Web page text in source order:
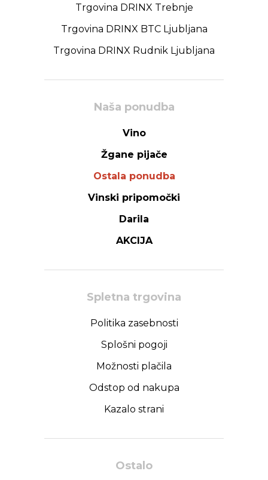
Trgovina DRINX Trebnje
Trgovina DRINX BTC Ljubljana
Trgovina DRINX Rudnik Ljubljana
Naša ponudba
Vino
Žgane pijače
Ostala ponudba
Vinski pripomočki
Darila
AKCIJA
Spletna trgovina
Politika zasebnosti
Splošni pogoji
Možnosti plačila
Odstop od nakupa
Kazalo strani
Ostalo